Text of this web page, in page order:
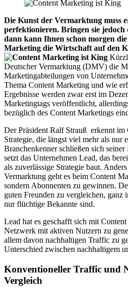
Die Kunst der Vermarktung muss
perfektionieren. Bringen sie jedoch
dann kann Ihnen schon morgen
Marketing die Wirtschaft auf den
Deutscher Vermarktung (DMV) die
Marketingabteilungen von
Thema Content Marketing und wie
Ergebnisse werden zwar erst im
Marketingtags veröffentlicht,
bezüglich des Content Marketings
Der Präsident Ralf Strauß erkennt im
Strategie, die längst viel mehr als nur
Branchenkenner schließen sich
setzt das Unternehmen Lead, das
als zuverlässige Strategie baut.
Vermarktung geht es beim Content
sondern Abonnenten zu gewinnen.
guten Freunden zu vergleichen, ganz
nur flüchtige Bekannte sind.
Lead hat es geschafft sich mit
Netzwerk mit aktiven Nutzern zu
allem davon nachhaltigen Traffic zu
Unterschied zwischen nachhaltigem
Konventioneller Traffic und
Vergleich